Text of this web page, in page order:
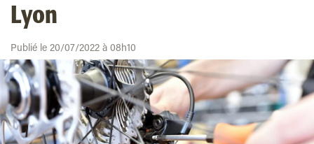
Lyon
Publié le 20/07/2022 à 08h10